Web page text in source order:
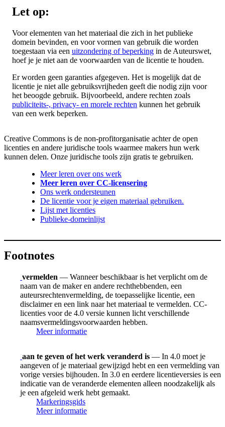
Let op:
Voor elementen van het materiaal die zich in het publieke
domein bevinden, en voor vormen van gebruik die worden
toegestaan via een uitzondering of beperking in de Auteurswet,
hoef je je niet aan de voorwaarden van de licentie te houden.
Er worden geen garanties afgegeven. Het is mogelijk dat de
licentie je niet alle gebruiksvrijheden geeft die nodig zijn voor
het beoogde gebruik. Bijvoorbeeld, andere rechten zoals
publiciteits-, privacy- en morele rechten kunnen het gebruik
van een werk beperken.
Creative Commons is de non-profitorganisatie achter de open
licenties en andere juridische tools waarmee makers hun werk
kunnen delen. Onze juridische tools zijn gratis te gebruiken.
Meer leren over ons werk
Meer leren over CC-licensering
Ons werk ondersteunen
De licentie voor je eigen materiaal gebruiken.
Lijst met licenties
Publieke-domeinlijst
Footnotes
vermelden — Wanneer beschikbaar is het verplicht om de
naam van de maker en andere rechthebbenden, een
auteursrechtenvermelding, de toepasselijke licentie, een
disclaimer en een link naar het materiaal te vermelden. CC-
licenties voor de 4.0 versie kunnen licht verschillende
naamsvermeldingsvoorwaarden hebben.
Meer informatie
aan te geven of het werk veranderd is — In 4.0 moet je
aangeven of je materiaal gewijzigd hebt en een vermelding van
vorige versies bijhouden. In 3.0 en eerdere licentieversies is een
indicatie van de veranderde elementen alleen noodzakelijk als
je een afgeleid werk hebt gemaakt.
Markeringsgids
Meer informatie